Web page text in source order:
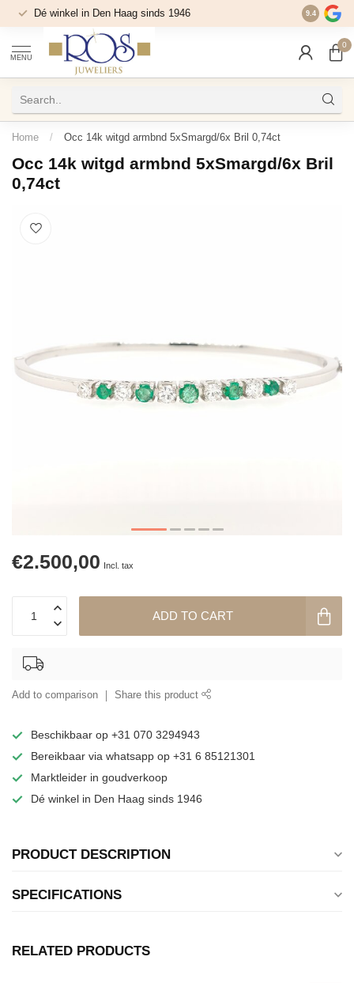
Dé winkel in Den Haag sinds 1946 9.4
MENU
0
Home / Occ 14k witgd armbnd 5xSmargd/6x Bril 0,74ct
Occ 14k witgd armbnd 5xSmargd/6x Bril
0,74ct
€2.500,00 Incl. tax
ADD TO CART
Add to comparison Share this product
Beschikbaar op +31 070 3294943
Bereikbaar via whatsapp op +31 6 85121301
Marktleider in goudverkoop
Dé winkel in Den Haag sinds 1946
PRODUCT DESCRIPTION
SPECIFICATIONS
RELATED PRODUCTS